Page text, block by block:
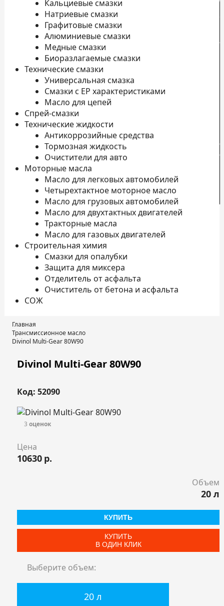
Кальциевые смазки
Натриевые смазки
Графитовые смазки
Алюминиевые смазки
Медные смазки
Биоразлагаемые смазки
Технические смазки
Универсальная смазка
Смазки с EP характеристиками
Масло для цепей
Спрей-смазки
Технические жидкости
Антикоррозийные средства
Тормозная жидкость
Очистители для авто
Моторные масла
Масло для легковых автомобилей
Четырехтактное моторное масло
Масло для грузовых автомобилей
Масло для двухтактных двигателей
Тракторные масла
Масло для газовых двигателей
Строительная химия
Смазки для опалубки
Защита для миксера
Отделитель от асфальта
Очиститель от бетона и асфальта
СОЖ
Главная
Трансмиссионное масло
Divinol Multi-Gear 80W90
Divinol Multi-Gear 80W90
Код: 52090
3 оценок
Цена
10630 р.
Объем
20 л
КУПИТЬ
КУПИТЬ
В ОДИН КЛИК
Выберите объем:
20 л